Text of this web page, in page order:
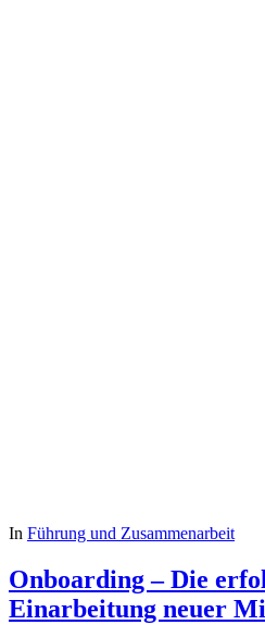
In Führung und Zusammenarbeit
Onboarding – Die
Einarbeitung neuer